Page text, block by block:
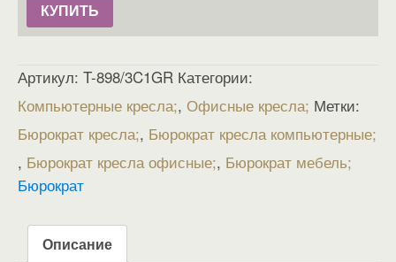
КУПИТЬ
Артикул: T-898/3C1GR Категории:
Компьютерные кресла , Офисные кресла Метки:
Бюрократ кресла , Бюрократ кресла компьютерные
, Бюрократ кресла офисные , Бюрократ мебель
Бюрократ
Описание